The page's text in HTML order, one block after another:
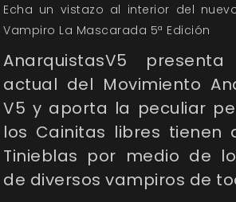
Echa un vistazo al interior del
Vampiro La Mascarada 5ª Edición
AnarquistasV5
actual del Movimiento
V5 y aporta la peculiar
los Cainitas libres tienen
Tinieblas por medio de
de diversos vampiros de